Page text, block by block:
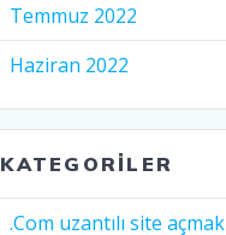
Temmuz 2022
Haziran 2022
KATEGORILER
.Com uzantılı site açmak